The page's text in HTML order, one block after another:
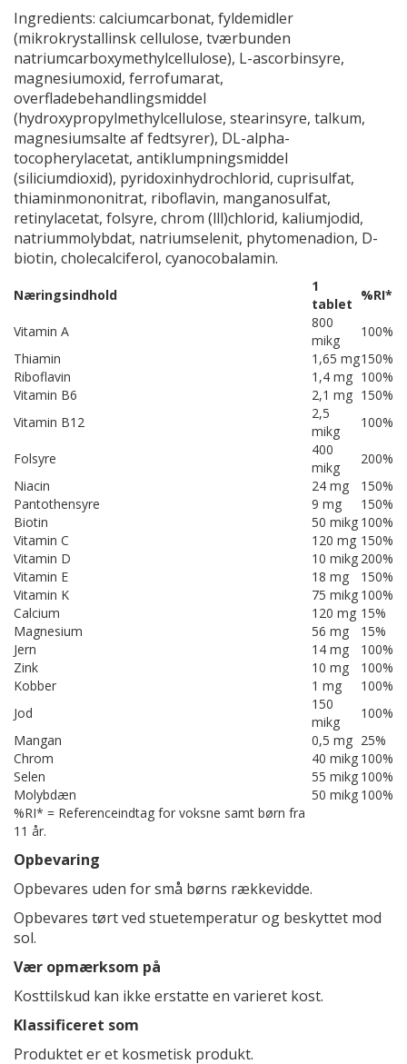
Ingredients: calciumcarbonat, fyldemidler
(mikrokrystallinsk cellulose, tværbunden
natriumcarboxymethylcellulose), L-ascorbinsyre,
magnesiumoxid, ferrofumarat,
overfladebehandlingsmiddel
(hydroxypropylmethylcellulose, stearinsyre, talkum,
magnesiumsalte af fedtsyrer), DL-alpha-
tocopherylacetat, antiklumpningsmiddel
(siliciumdioxid), pyridoxinhydrochlorid, cuprisulfat,
thiaminmononitrat, riboflavin, manganosulfat,
retinylacetat, folsyre, chrom (lll)chlorid, kaliumjodid,
natriummolybdat, natriumselenit, phytomenadion, D-
biotin, cholecalciferol, cyanocobalamin.
Næringsindhold
1
tablet
%RI*
Vitamin A
800
mikg
100%
Thiamin
1,65 mg150%
Riboflavin
1,4 mg 100%
Vitamin B6
2,1 mg 150%
Vitamin B12
2,5
mikg
100%
Folsyre
400
mikg
200%
Niacin
24 mg
150%
Pantothensyre
9 mg
150%
Biotin
50 mikg 100%
Vitamin C
120 mg 150%
Vitamin D
10 mikg 200%
Vitamin E
18 mg
150%
Vitamin K
75 mikg 100%
Calcium
120 mg 15%
Magnesium
56 mg
15%
Jern
14 mg
100%
Zink
10 mg
100%
Kobber
1 mg
100%
Jod
150
mikg
100%
Mangan
0,5 mg 25%
Chrom
40 mikg 100%
Selen
55 mikg 100%
Molybdæn
50 mikg 100%
%RI* = Referenceindtag for voksne samt børn fra
11 år.
Opbevaring
Opbevares uden for små børns rækkevidde.
Opbevares tørt ved stuetemperatur og beskyttet mod
sol.
Vær opmærksom på
Kosttilskud kan ikke erstatte en varieret kost.
Klassificeret som
Produktet er et kosmetisk produkt.